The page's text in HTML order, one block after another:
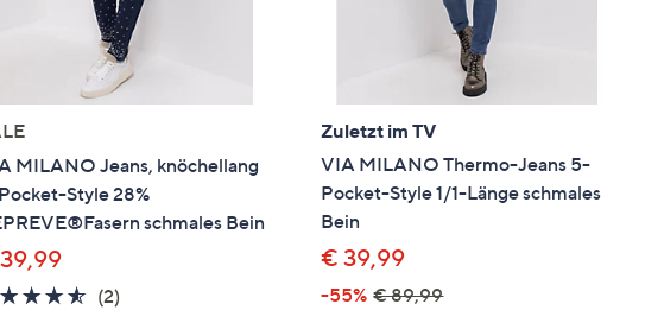
MILANO Jeans, knöchellang
Style 28%
schmales Bein
4.5
(2)2
Zuletzt im TV
VIA MILANO Thermo-Jeans 5-
Pocket-Style 1/1-Länge schmales
Bein
€ 39,99
-55% € 89,99